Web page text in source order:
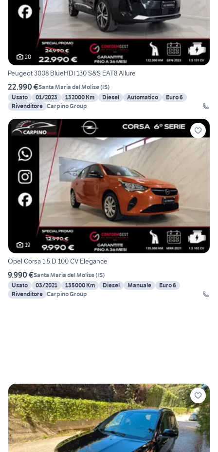
20
Peugeot 3008 BlueHDi 130 S&S EAT8 Allure
22.990 €Santa Maria del Molise(IS)
Usato
01/2023 132000 Km Diesel Automatico
Euro 6
Rivenditore Carpino Group
19
Opel Corsa 1.5 D 100 CV Elegance
9.990 €Santa Maria del Molise(IS)
Usato
03/2021 135000 Km Diesel Manuale
Euro 6
Rivenditore Carpino Group